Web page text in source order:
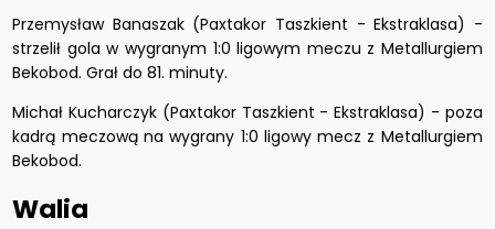
Przemysław Banaszak (Paxtakor Taszkient - Ekstraklasa) -
strzelił gola w wygranym 1:0 ligowym meczu z Metallurgiem
Bekobod. Grał do 81. minuty.
Michał Kucharczyk (Paxtakor Taszkient - Ekstraklasa) - poza
kadrą meczową na wygrany 1:0 ligowy mecz z Metallurgiem
Bekobod.
Walia